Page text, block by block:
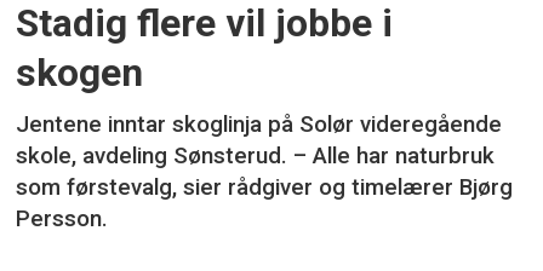
Stadig flere vil jobbe i
skogen
Jentene inntar skoglinja på Solør videregående
skole, avdeling Sønsterud. – Alle har naturbruk
som førstevalg, sier rådgiver og timelærer Bjørg
Persson.